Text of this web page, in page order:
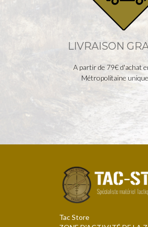
LIVRAISON
A partir de 79€ d'achat
Métropolitaine
Tac Store